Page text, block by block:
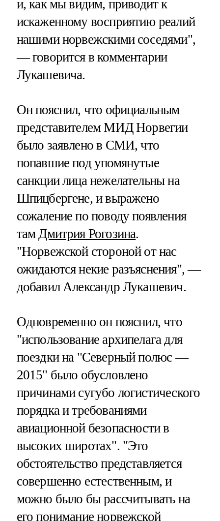
и, как мы видим, приводит к
искаженному восприятию реалий
нашими норвежскими соседями",
— говорится в комментарии
Лукашевича.
Он пояснил, что официальным
представителем МИД Норвегии
было заявлено в СМИ, что
попавшие под упомянутые
санкции лица нежелательны на
Шпицбергене, и выражено
сожаление по поводу появления
тамДмитрия Рогозина.
"Норвежской стороной от нас
ожидаются некие разъяснения", —
добавил Александр Лукашевич.
Одновременно он пояснил, что
"использование архипелага для
поездки на "Северный полюс —
2015" было обусловлено
причинами сугубо логистического
порядка и требованиями
авиационной безопасности в
высоких широтах". "Это
обстоятельство представляется
совершенно естественным, и
можно было бы рассчитывать на
его понимание норвежской